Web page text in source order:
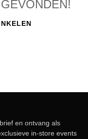
en ontvang als
in-store events